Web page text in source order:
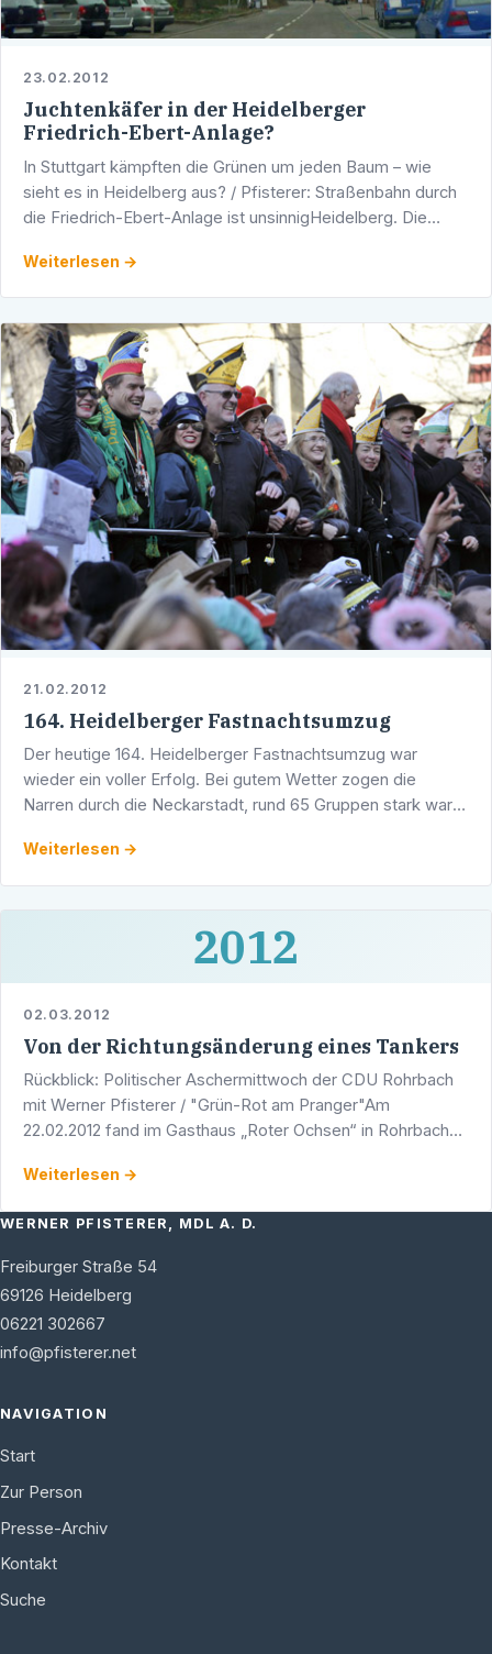
23.02.2012
Juchtenkäfer in der Heidelberger
Friedrich-Ebert-Anlage?
In Stuttgart kämpften die Grünen um jeden Baum – wie
sieht es in Heidelberg aus? / Pfisterer: Straßenbahn durch
die Friedrich-Ebert-Anlage ist unsinnigHeidelberg. Die
Weiterlesen →
21.02.2012
164. Heidelberger Fastnachtsumzug
Der heutige 164. Heidelberger Fastnachtsumzug war
wieder ein voller Erfolg. Bei gutem Wetter zogen die
Narren durch die Neckarstadt, rund 65 Gruppen stark war
Zuschauer. …
Weiterlesen →
2012
02.03.2012
Von der Richtungsänderung eines Tankers
Rückblick: Politischer Aschermittwoch der CDU Rohrbach
mit Werner Pfisterer / "Grün-Rot am Pranger"Am
22.02.2012 fand im Gasthaus „Roter Ochsen“ in Rohrbach
Weiterlesen →
WERNER PFISTERER, MDL A. D.
Freiburger Straße 54
69126 Heidelberg
06221 302667
info@pfisterer.net
NAVIGATION
Start
Zur Person
Presse-Archiv
Kontakt
Suche